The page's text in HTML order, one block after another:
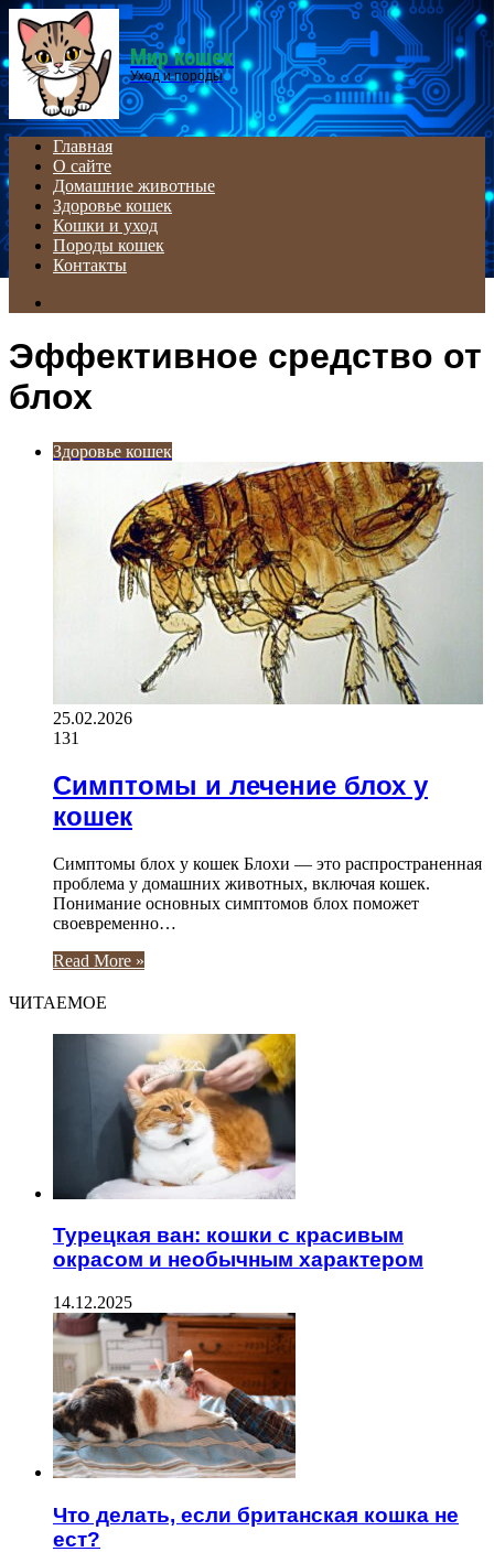
Menu
Мир кошек
Уход и породы
Главная
О сайте
Домашние животные
Здоровье кошек
Кошки и уход
Породы кошек
Контакты
Эффективное средство от
блох
Здоровье кошек
25.02.2026
131
Симптомы и лечение блох у
кошек
Симптомы блох у кошек Блохи — это распространенная
проблема у домашних животных, включая кошек.
Понимание основных симптомов блох поможет
своевременно…
Read More »
ЧИТАЕМОЕ
Турецкая ван: кошки с красивым
окрасом и необычным характером
14.12.2025
Что делать, если британская кошка не
ест?